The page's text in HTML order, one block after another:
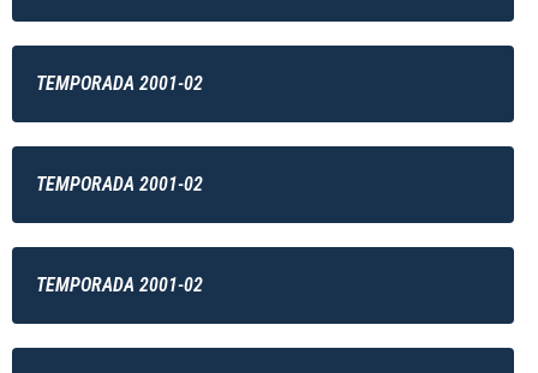
TEMPORADA 2001-02
TEMPORADA 2001-02
TEMPORADA 2001-02